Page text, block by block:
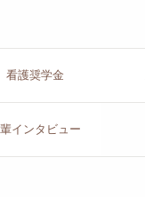
看護奨学金
イン タビュー